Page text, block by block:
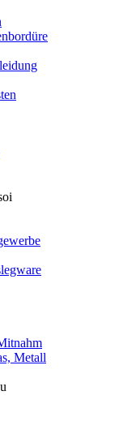
Metall